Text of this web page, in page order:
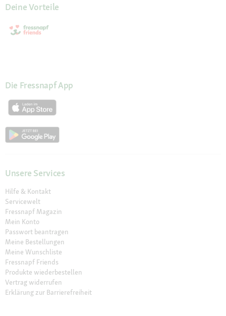
Deine Vorteile
Die Fressnapf App
Unsere Services
Hilfe & Kontakt
Servicewelt
Fressnapf Magazin
Mein Konto
Passwort beantragen
Meine Bestellungen
Meine Wunschliste
Fressnapf Friends
Produkte wiederbestellen
Vertrag widerrufen
Erklärung zur Barrierefreiheit